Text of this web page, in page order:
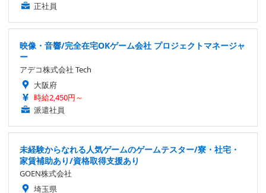
正社員
映像・音響/完全在宅OKゲーム会社 プロジェクトマネージャ
ー
アデコ株式会社 Tech
大阪府
時給2,450円～
派遣社員
未経験からなれる人気ゲームのゲームテスター/寮・社宅・
家賃補助あり/資格取得支援あり
GOEN株式会社
埼玉県